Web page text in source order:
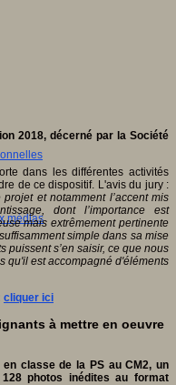
médias
2018, décerné par la Société
dans les différentes activités
de ce dispositif. L'avis du jury :
et notamment l’accent mis
dont l’importance est
mais extrêmement pertinente
simple dans sa mise
puissent s’en saisir, ce que nous
qu'il est accompagné d'éléments
cliquer ici
à mettre en oeuvre
classe de la PS au CM2, un
photos inédites au format